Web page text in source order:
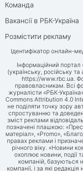
Команда
Вакансії в РБК-Україна
Розмістити рекламу
Ідентифікатор онлайн-
Інформаційний
(українську, російську
https://www.rbc.ua.
правовласникам. Всі
журналісти «РБК-
Commons Attribution 4.0
не поділяти точку зору
спростуванню та
зміст реклами
позначені плашкою:
матеріал», «Promo»,
правах реклами і
річного віку. «Новини
охоплює новини, події
компаній, базуються
компанії, і за які